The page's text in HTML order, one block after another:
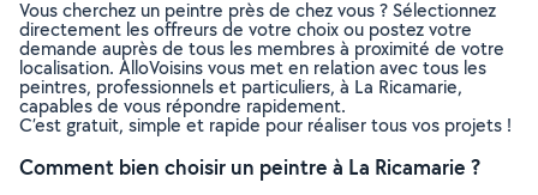
Vous cherchez un peintre près de chez vous ? Sélectionnez
directement les offreurs de votre choix ou postez votre
demande auprès de tous les membres à proximité de votre
localisation. AlloVoisins vous met en relation avec tous les
peintres, professionnels et particuliers, à La Ricamarie,
capables de vous répondre rapidement.
C’est gratuit, simple et rapide pour réaliser tous vos projets !
Comment bien choisir un peintre à La Ricamarie ?